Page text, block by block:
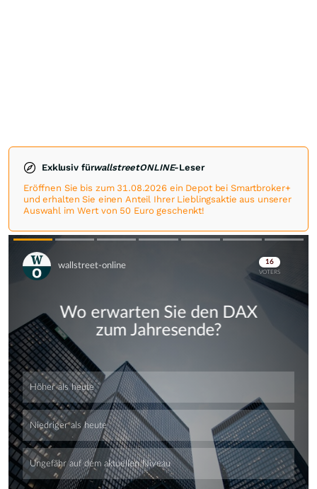
Exklusiv fürwallstreetONLINE-Leser
Eröffnen Sie bis zum 31.08.2026 ein Depot bei Smartbroker+
und erhalten Sie einen Anteil Ihrer Lieblingsaktie aus unserer
Auswahl im Wert von 50 Euro geschenkt!
Skip
Skip